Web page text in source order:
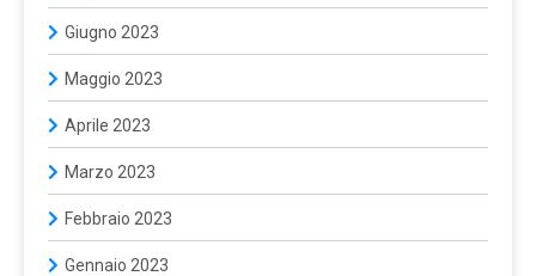
Giugno 2023
Maggio 2023
Aprile 2023
Marzo 2023
Febbraio 2023
Gennaio 2023